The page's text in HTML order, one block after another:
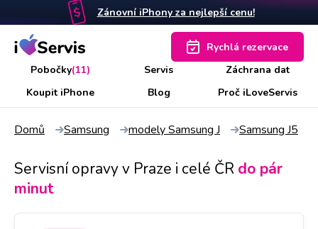
Zánovní iPhony za nejlepší cenu!
Pobočky(11) Servis
Záchrana dat
Koupit iPhone
Blog Proč iLoveServis
Rychlá rezervace
Domů Samsung modely Samsung J Samsung J5
Servisní opravy v Praze i celé ČR do pár
minut